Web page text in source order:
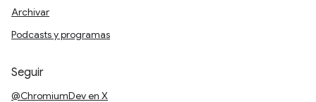
Archivar
Podcasts y programas
Seguir
@ChromiumDev en X